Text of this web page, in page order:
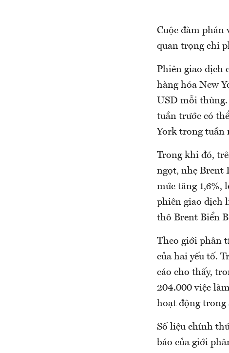
Cuộc đàm
quan trọng chi
Phiên giao dịch
hàng hóa New
USD mỗi
tuần trước có
York trong tuần
Trong khi đó,
ngọt, nhẹ Brent
mức tăng 1,6%,
phiên giao dịch
thô Brent Biển
Theo giới phân
của hai yếu tố.
cáo cho thấy,
204.000 việc
hoạt động trong
Số liệu chính
báo của giới